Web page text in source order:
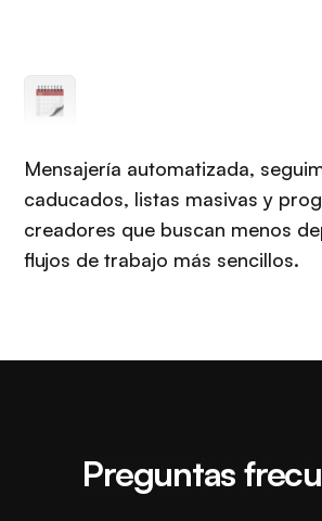
Mensajería automatizada,
caducados, listas masivas y
creadores que buscan menos
flujos de trabajo más sencillos.
Preguntas